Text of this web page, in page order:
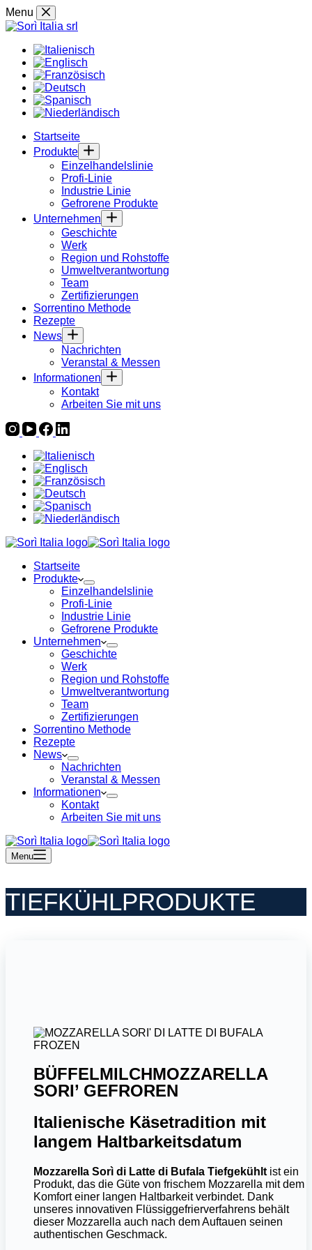
Skip
to
Menu
Startseite
Produkte
Einzelhandelslinie
Profi-Linie
Industrie Linie
Gefrorene Produkte
Unternehmen
Geschichte
Werk
Region und Rohstoffe
Umweltverantwortung
Team
Zertifizierungen
Sorrentino Methode
Rezepte
News
Nachrichten
Veranstal & Messen
Informationen
Kontakt
Arbeiten Sie mit uns
Startseite
Produkte
Einzelhandelslinie
Profi-Linie
Industrie Linie
Gefrorene Produkte
Unternehmen
Geschichte
Werk
Region und Rohstoffe
Umweltverantwortung
Team
Zertifizierungen
Sorrentino Methode
Rezepte
News
Nachrichten
Veranstal & Messen
Informationen
Kontakt
Arbeiten Sie mit uns
Menu
TIEFKÜHLPRODUKTE
BÜFFELMILCHMOZZARELLA
SORI’ GEFROREN
Italienische Käsetradition mit
langem Haltbarkeitsdatum
Mozzarella Sorì di Latte di Bufala Tiefgekühlt ist ein
Produkt, das die Güte von frischem Mozzarella mit dem
Komfort einer langen Haltbarkeit verbindet. Dank
unseres innovativen Flüssiggefrierverfahrens behält
dieser Mozzarella auch nach dem Auftauen seinen
authentischen Geschmack.